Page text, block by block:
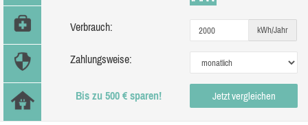
Verbrauch: kWh/Jahr
Zahlungsweise:
Bis zu 500 € sparen! Jetzt vergleichen